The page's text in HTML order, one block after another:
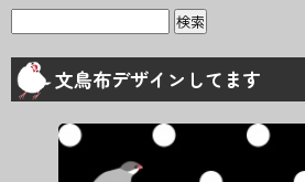
検
文鳥布デザインしてます